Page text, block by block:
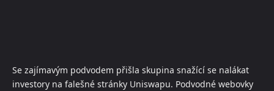
Se zajímavým podvodem přišla skupina snažící se nalákat
investory na falešné stránky Uniswapu. Podvodné webovky